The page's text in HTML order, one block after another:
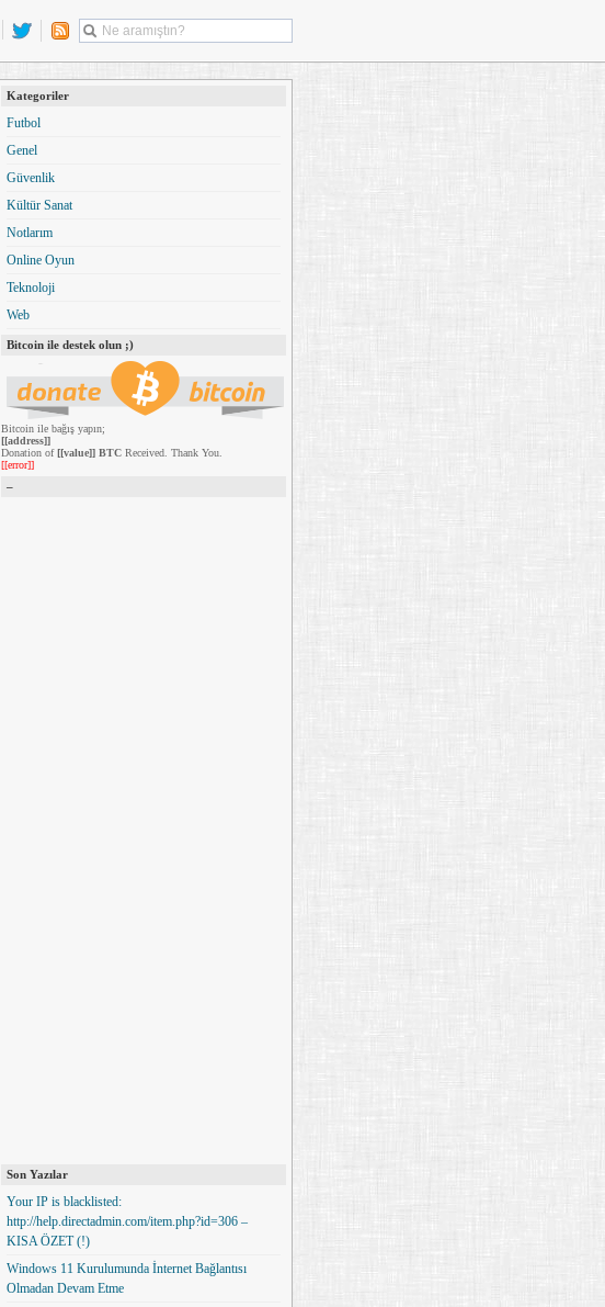
Kategoriler
Futbol
Genel
Güvenlik
Kültür Sanat
Notlarım
Online Oyun
Teknoloji
Web
Bitcoin ile destek olun ;)
Bitcoin ile bağış yapın;
[[address]]
Donation of[[value]] BTCReceived. Thank You.
[[error]]
–
Son Yazılar
Your IP is blacklisted:
http://help.directadmin.com/item.php?id=306 –
KISA ÖZET (!)
Windows 11 Kurulumunda İnternet Bağlantısı
Olmadan Devam Etme